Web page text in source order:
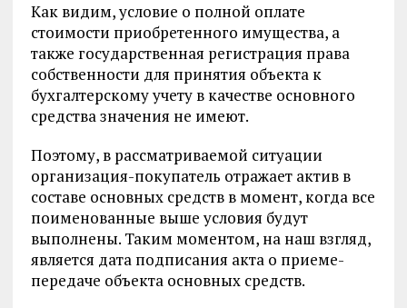
Как видим, условие о полной оплате
стоимости приобретенного имущества, а
также государственная регистрация права
собственности для принятия объекта к
бухгалтерскому учету в качестве основного
средства значения не имеют.
Поэтому, в рассматриваемой ситуации
организация-покупатель отражает актив в
составе основных средств в момент, когда все
поименованные выше условия будут
выполнены. Таким моментом, на наш взгляд,
является дата подписания акта о приеме-
передаче объекта основных средств.